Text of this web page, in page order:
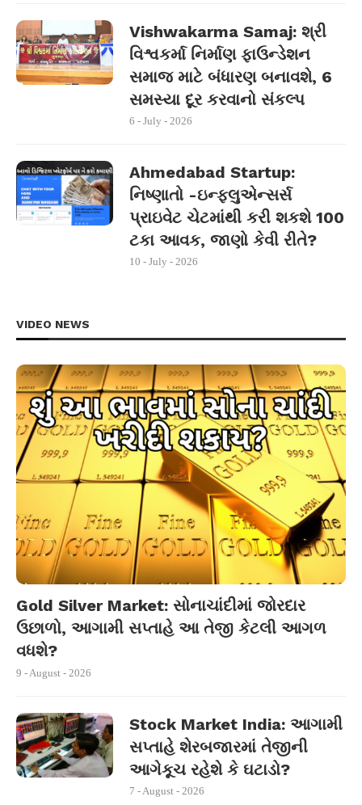
Vishwakarma Samaj: શ્રી
વિશ્વકર્મા નિર્માણ ફાઉન્ડેશન
સમાજ માટે બંધારણ બનાવશે, 6
સમસ્યા દૂર કરવાનો સંકલ્પ
6 - July - 2026
Ahmedabad Startup:
નિષ્ણાતો -ઇન્ફ્લુએન્સર્સ
પ્રાઇવેટ ચેટમાંથી કરી શકશે 100
ટકા આવક, જાણો કેવી રીતે?
10 - July - 2026
VIDEO NEWS
Gold Silver Market: સોનાચાંદીમાં જોરદાર
ઉછાળો, આગામી સપ્તાહે આ તેજી કેટલી આગળ
વધશે?
9 - August - 2026
Stock Market India: આગામી
સપ્તાહે શેરબજારમાં તેજીની
આગેકૂચ રહેશે કે ઘટાડો?
7 - August - 2026